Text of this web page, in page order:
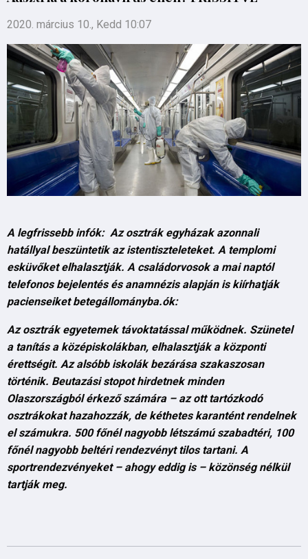
2020. március 10., Kedd 10:07
A legfrissebb infók: Az osztrák egyházak azonnali
hatállyal beszüntetik az istentiszteleteket. A templomi
esküvőket elhalasztják. A családorvosok a mai naptól
telefonos bejelentés és anamnézis alapján is kiírhatják
pacienseiket betegállományba.ók:
Az osztrák egyetemek távoktatással működnek. Szünetel
a tanítás a középiskolákban, elhalasztják a központi
érettségit. Az alsóbb iskolák bezárása szakaszosan
történik. Beutazási stopot hirdetnek minden
Olaszországból érkező számára – az ott tartózkodó
osztrákokat hazahozzák, de kéthetes karantént rendelnek
el számukra. 500 főnél nagyobb létszámú szabadtéri, 100
főnél nagyobb beltéri rendezvényt tilos tartani. A
sportrendezvényeket – ahogy eddig is – közönség nélkül
tartják meg.